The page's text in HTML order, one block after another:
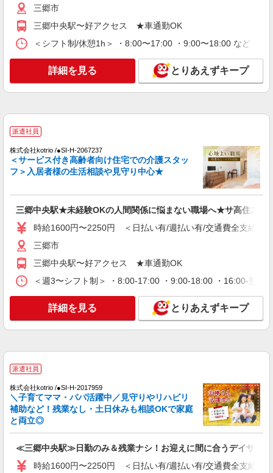
職業紹介
株式会社kotrio /●SW-S-2096877
正社員で採用します。最短2週間で内定でま
す。就労支援STAFF募集
【正社員】月給240,000〜400,000円 ・基本
給：200,000円〜220,000円 ・資格手当：10,000〜
30,000円 ・役職手当：10,000〜70,000円 ・処遇改
（上記給与とは別に支給） 下記資格をお持ちの方
歓迎 ・認知症介護基礎研修 ・初任者研修 ・実務
者研修 ・介護福祉士 など
派遣社員
株式会社トラストグロース 新宿本社 第3営業部
介護付き有料老人ホームでの介護士
時給：初任者研修1400円〜/実務者研修1450
円〜/介護福祉士1500円〜 ※資格や経験などによ
埼玉県三郷市
派遣社員
株式会社トラストグロース 新宿本社 第3営業部
グループホームでの介護士
時給：初任者1500円/実務者1600円/介福1700
円
派遣社員
株式会社トラストグロース 新宿本社 第3営業部
介護付き有料老人ホームでの夜専介護士
1夜勤：27360円〜29700円 ※資格や経験など
による
埼玉県三郷市
三郷市
三郷中央駅〜好アクセス ★車通勤OK
＜シフト制/休憩1h＞ ・8:00〜17:00 ・9:00〜18:00 など ※
詳細を見る とりあえずキープ
派遣社員
株式会社kotrio /●SI-H-2067237
＜サービス付き高齢者向け住宅での介護スタッ
フ＞入居者様の生活相談や見守り中心★
三郷中央駅★未経験OKの人間関係に悩まない職場へ★サ高住スタ
時給1600円〜2250円 ＜日払い有/週払い有/交通費全支給(ガ
三郷市
三郷中央駅〜好アクセス ★車通勤OK
＜週3〜シフト制＞ ・8:00-17:00 ・9:00-18:00 ・16:00-
詳細を見る とりあえずキープ
派遣社員
株式会社kotrio /●SI-H-2017959
＼子育てママ・パパ活躍中／見守りやリハビリ
補助など！残業なし・土日休みも相談OKで家庭
と両立◎
≪三郷中央駅≫日勤のみ＆残業ナシ！お迎えに間に合うデイサー
時給1600円〜2250円 ＜日払い有/週払い有/交通費全支給(ガ